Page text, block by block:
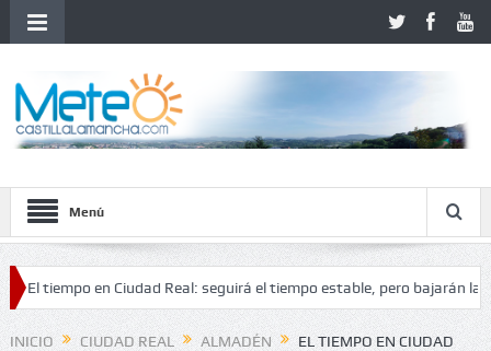
Menú
en Ciudad Real: seguirá el tiempo estable, pero bajarán las
INICIO CIUDAD REAL ALMADÉN
EL TIEMPO EN CIUDAD